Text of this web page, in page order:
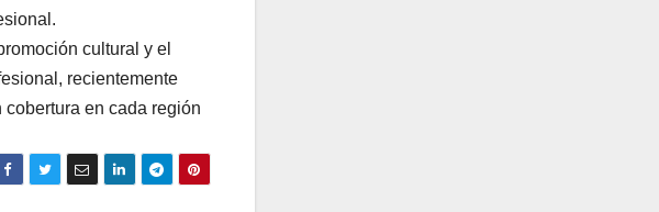
cultural y el
recientemente
en cada región